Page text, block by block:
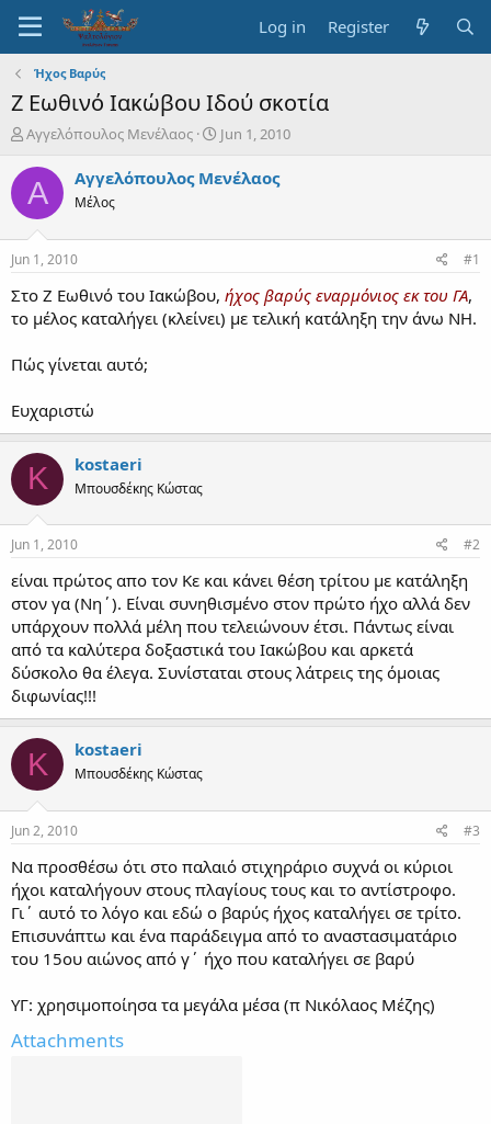
Log in Register
Ήχος Βαρύς
Ζ Εωθινό Ιακώβου Ιδού σκοτία
T
r
e
a
t
a
t
r
Αγγελόπουλος Μενέλαος
S
a
e
Jun 1, 2010
Α Αγγελόπουλος Μενέλαος
Μέλος
Jun 1, 2010 #1
Στο Ζ Εωθινό του Ιακώβου, ήχος βαρύς εναρμόνιος εκ του ΓΑ,
το μέλος καταλήγει (κλείνει) με τελική κατάληξη την άνω ΝΗ.
Πώς γίνεται αυτό;
Ευχαριστώ
K kostaeri
Μπουσδέκης Κώστας
Jun 1, 2010 #2
είναι πρώτος απο τον Κε και κάνει θέση τρίτου με κατάληξη
στον γα (Νη΄). Είναι συνηθισμένο στον πρώτο ήχο αλλά δεν
υπάρχουν πολλά μέλη που τελειώνουν έτσι. Πάντως είναι
από τα καλύτερα δοξαστικά του Ιακώβου και αρκετά
δύσκολο θα έλεγα. Συνίσταται στους λάτρεις της όμοιας
διφωνίας!!!
K kostaeri
Μπουσδέκης Κώστας
Jun 2, 2010 #3
Να προσθέσω ότι στο παλαιό στιχηράριο συχνά οι κύριοι
ήχοι καταλήγουν στους πλαγίους τους και το αντίστροφο.
Γι΄ αυτό το λόγο και εδώ ο βαρύς ήχος καταλήγει σε τρίτο.
Επισυνάπτω και ένα παράδειγμα από το αναστασιματάριο
του 15ου αιώνος από γ΄ ήχο που καταλήγει σε βαρύ
ΥΓ: χρησιμοποίησα τα μεγάλα μέσα (π Νικόλαος Μέζης)
Attachments